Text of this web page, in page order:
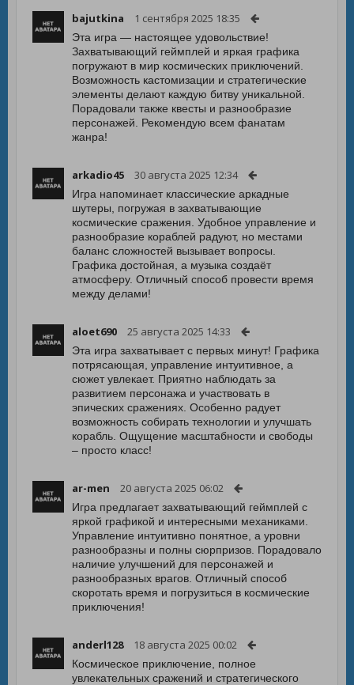
bajutkina 1 сентября 2025 18:35
Эта игра — настоящее удовольствие!
Захватывающий геймплей и яркая графика
погружают в мир космических приключений.
Возможность кастомизации и стратегические
элементы делают каждую битву уникальной.
Порадовали также квесты и разнообразие
персонажей. Рекомендую всем фанатам
жанра!
arkadio45 30 августа 2025 12:34
Игра напоминает классические аркадные
шутеры, погружая в захватывающие
космические сражения. Удобное управление и
разнообразие кораблей радуют, но местами
баланс сложностей вызывает вопросы.
Графика достойная, а музыка создаёт
атмосферу. Отличный способ провести время
между делами!
aloet690 25 августа 2025 14:33
Эта игра захватывает с первых минут! Графика
потрясающая, управление интуитивное, а
сюжет увлекает. Приятно наблюдать за
развитием персонажа и участвовать в
эпических сражениях. Особенно радует
возможность собирать технологии и улучшать
корабль. Ощущение масштабности и свободы
– просто класс!
ar-men 20 августа 2025 06:02
Игра предлагает захватывающий геймплей с
яркой графикой и интересными механиками.
Управление интуитивно понятное, а уровни
разнообразны и полны сюрпризов. Порадовало
наличие улучшений для персонажей и
разнообразных врагов. Отличный способ
скоротать время и погрузиться в космические
приключения!
anderl128 18 августа 2025 00:02
Космическое приключение, полное
увлекательных сражений и стратегического